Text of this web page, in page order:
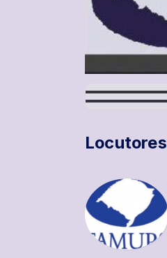
Locutores